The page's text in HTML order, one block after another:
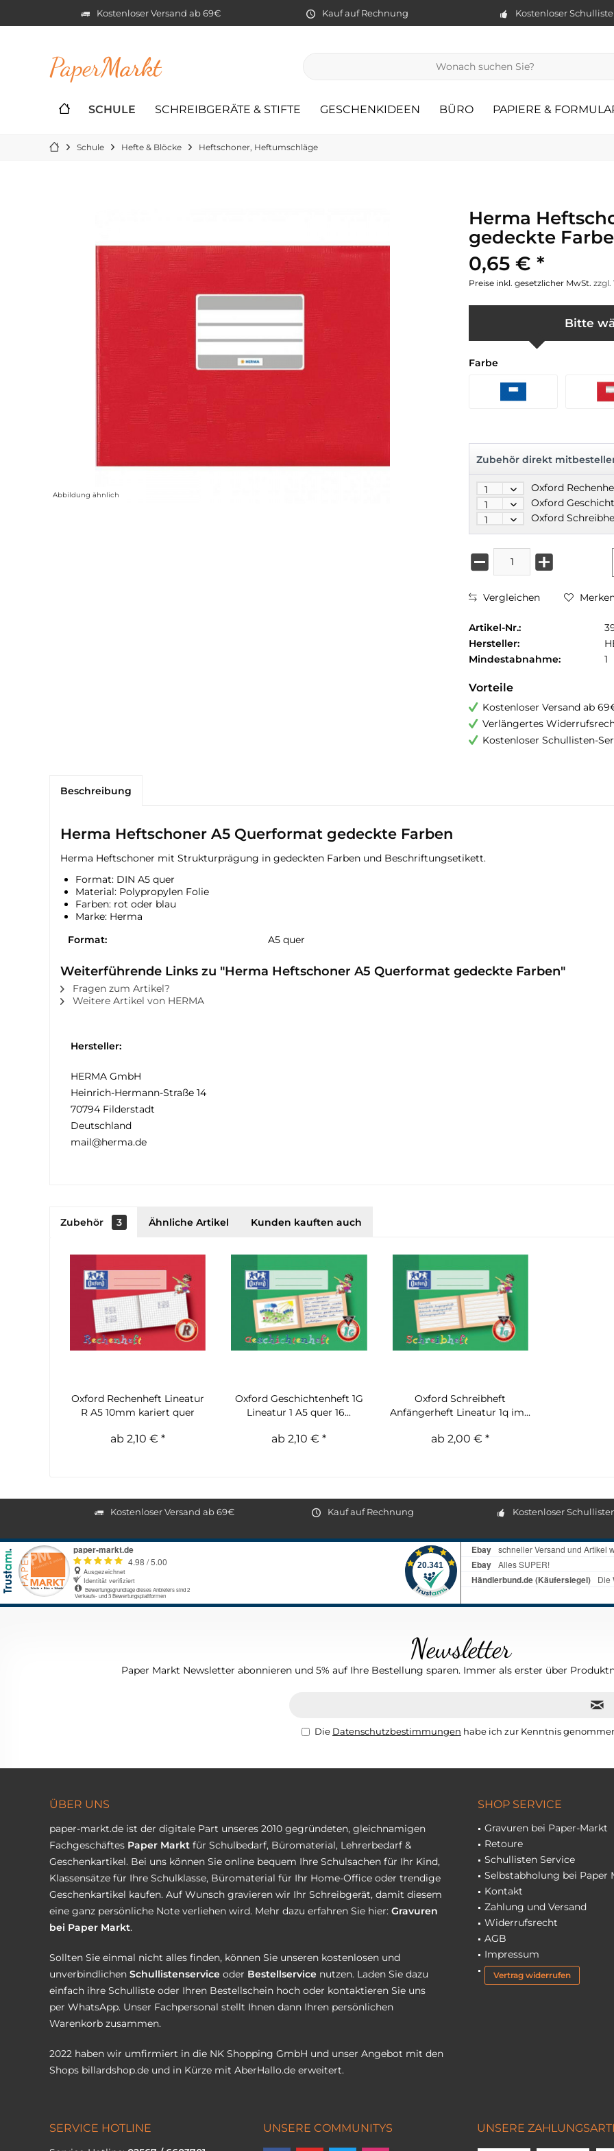
Kostenloser Versand ab 69€ Kauf auf Rechnung Kostenloser
PaperMarkt
SCHULE SCHREIBGERÄTE & STIFTE GESCHENKIDEEN BÜRO PAPIERE &
Schule Hefte & Blöcke Heftschoner, Heftumschläge
Abbildung ähnlich
Herma
gedeckte
0,65 € *
Preise inkl. gesetzlicher MwSt. zzgl.
Bitte
Farbe
Zubehör direkt
Vergleichen
Artikel-Nr.:
Hersteller:
Mindestabnahme:
1
Vorteile
Kostenloser Versand ab
Verlängertes
Kostenloser Schullisten-
Beschreibung
Herma Heftschoner A5 Querformat gedeckte Farben
Herma Heftschoner mit Strukturprägung in gedeckten Farben und Beschriftungsetikett.
Format: DIN A5 quer
Material: Polypropylen Folie
Farben: rot oder blau
Marke: Herma
Format:
A5 quer
Weiterführende Links zu "Herma Heftschoner A5 Querformat gedeckte Farben"
Fragen zum Artikel?
Weitere Artikel von HERMA
Hersteller:
HERMA GmbH
Heinrich-Hermann-Straße 14
70794 Filderstadt
Deutschland
mail@herma.de
Zubehör 3 Ähnliche Artikel Kunden kauften auch
Oxford Rechenheft Lineatur
R A5 10mm kariert quer
ab 2,10 € *
Oxford Geschichtenheft 1G
Lineatur 1 A5 quer 16...
ab 2,10 € *
Oxford Schreibheft
Anfängerheft Lineatur 1q im...
ab 2,00 € *
Kostenloser Versand ab 69€ Kauf auf Rechnung Kostenloser
Newsletter
Paper Markt Newsletter abonnieren und 5% auf Ihre Bestellung sparen. Immer als erster über
Die Datenschutzbestimmungen habe ich zur Kenntnis
ÜBER UNS
paper-markt.de ist der digitale Part unseres 2010 gegründeten, gleichnamigen
Fachgeschäftes Paper Markt für Schulbedarf, Büromaterial, Lehrerbedarf &
Geschenkartikel. Bei uns können Sie online bequem Ihre Schulsachen für Ihr Kind,
Klassensätze für Ihre Schulklasse, Büromaterial für Ihr Home-Office oder trendige
Geschenkartikel kaufen. Auf Wunsch gravieren wir Ihr Schreibgerät, damit diesem
eine ganz persönliche Note verliehen wird. Mehr dazu erfahren Sie hier: Gravuren
bei Paper Markt.
Sollten Sie einmal nicht alles finden, können Sie unseren kostenlosen und
unverbindlichen Schullistenservice oder Bestellservice nutzen. Laden Sie dazu
einfach ihre Schulliste oder Ihren Bestellschein hoch oder kontaktieren Sie uns
per WhatsApp. Unser Fachpersonal stellt Ihnen dann Ihren persönlichen
Warenkorb zusammen.
2022 haben wir umfirmiert in die NK Shopping GmbH und unser Angebot mit den
Shops billardshop.de und in Kürze mit AberHallo.de erweitert.
SHOP SERVICE
Gravuren bei Paper-Markt
Retoure
Schullisten Service
Selbstabholung bei Paper
Kontakt
Zahlung und Versand
Widerrufsrecht
AGB
Impressum
Vertrag widerrufen
SERVICE HOTLINE UNSERE COMMUNITYS UNSERE